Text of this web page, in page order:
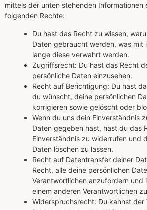
mittels der unten stehenden Informationen
folgenden Rechte:
Du hast das Recht zu wissen,
Daten gebraucht werden, was mit
lange diese verwahrt werden.
Zugriffsrecht: Du hast das Recht
persönliche Daten einzusehen.
Recht auf Berichtigung: Du hast
du wünscht, deine persönlichen
korrigieren sowie gelöscht oder
Wenn du uns dein Einverständnis
Daten gegeben hast, hast du das
Einverständnis zu widerrufen und
Daten löschen zu lassen.
Recht auf Datentransfer deiner
Recht, alle deine persönlichen
Verantwortlichen anzufordern und
einem anderen Verantwortlichen
Widerspruchsrecht: Du kannst der